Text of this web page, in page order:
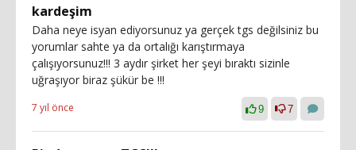
kardeşim
Daha neye isyan ediyorsunuz ya gerçek tgs değilsiniz bu
yorumlar sahte ya da ortalığı karıştırmaya
çalışıyorsunuz!!! 3 aydır şirket her şeyi bıraktı sizinle
uğraşıyor biraz şükür be !!!
7 yıl önce 9 7